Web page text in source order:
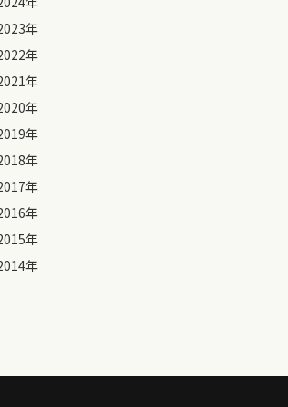
年
年
年
年
年
年
年
年
年
年